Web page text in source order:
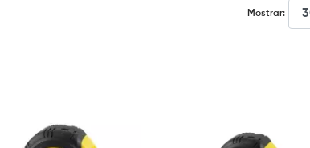
Mostrar: